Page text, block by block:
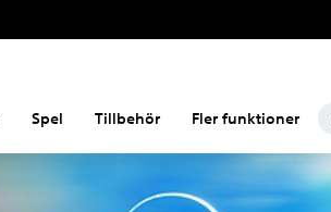
Spel Tillbehör Fler funktioner